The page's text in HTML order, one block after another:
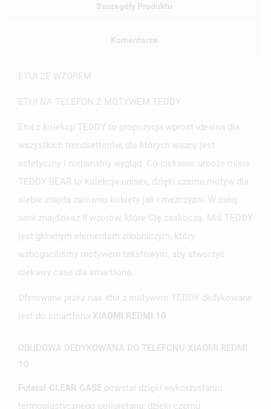
Szczegóły Produktu
Komentarze
ETUI ZE WZOREM
ETUI NA TELEFON Z MOTYWEM TEDDY
Etui z kolekcji TEDDY to propozycja wprost idealna dla
wszystkich trendsetterów, dla których ważny jest
estetyczny i niebanalny wygląd. Co ciekawe, urocze misie
TEDDY BEAR to kolekcja unisex, dzięki czemu motyw dla
siebie znajdą zarówno kobiety jak i mężczyźni. W całej
serii znajdziesz 8 wzorów, które Cię zaskoczą. Miś TEDDY
jest głównym elementem zdobniczym, który
wzbogaciliśmy motywem tekstowym, aby stworzyć
ciekawy case dla smartfona.
Oferowane przez nas etui z motywem TEDDY dedykowane
jest do smartfona XIAOMI REDMI 10
OBUDOWA DEDYKOWANA DO TELEFONU XIAOMI REDMI
10
Futerał CLEAR CASE powstał dzięki wykorzystaniu
termoplastycznego poliuretanu, dzięki czemu